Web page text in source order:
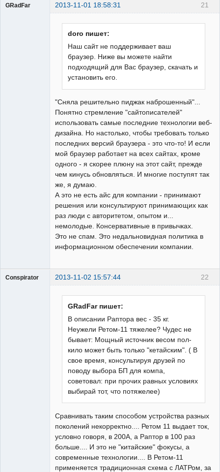
21
GRadFar 2013-11-01 18:58:31
doro пишет:
Наш сайт не поддерживает ваш
браузер. Ниже вы можете найти
подходящий для Вас браузер, скачать и
установить его.
"Сняла решительно пиджак наброшенный"...
Понятно стремление "сайтописателей"
использовать самые последние технологии веб-
дизайна. Но настолько, чтобы требовать только
последних версий браузера - это что-то! И если
мой браузер работает на всех сайтах, кроме
одного - я скорее плюну на этот сайт, прежде
чем кинусь обновляться. И многие поступят так
же, я думаю.
А это не есть айс для компании - принимают
решения или консультируют принимающих как
раз люди с авторитетом, опытом и...
немолодые. Консервативные в привычках.
Это не спам. Это недальновидная политика в
информационном обеспечении компании.
22
Conspirator 2013-11-02 15:57:44
GRadFar пишет:
В описании Раптора вес - 35 кг.
Неужели Ретом-11 тяжелее? Чудес не
бывает: Мощный источник весом пол-
кило может быть только "кетайским". ( В
свое время, консультируя друзей по
поводу выбора БП для компа,
советовал: при прочих равных условиях
выбирай тот, что потяжелее)
Сравнивать таким способом устройства разных
поколений некорректно.... Ретом 11 выдает ток,
условно говоря, в 200А, а Раптор в 100 раз
больше.... И это не "китайские" фокусы, а
современные технологии.... В Ретом-11
применяется традиционная схема с ЛАТРом, за